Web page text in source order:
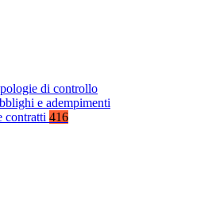
di controllo
e adempimenti
contratti 416